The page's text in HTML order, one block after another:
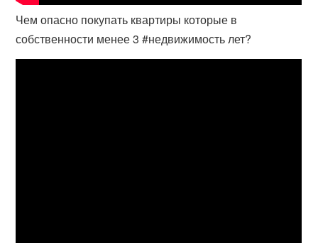
Чем опасно покупать квартиры которые в
собственности менее 3 #недвижимость лет?